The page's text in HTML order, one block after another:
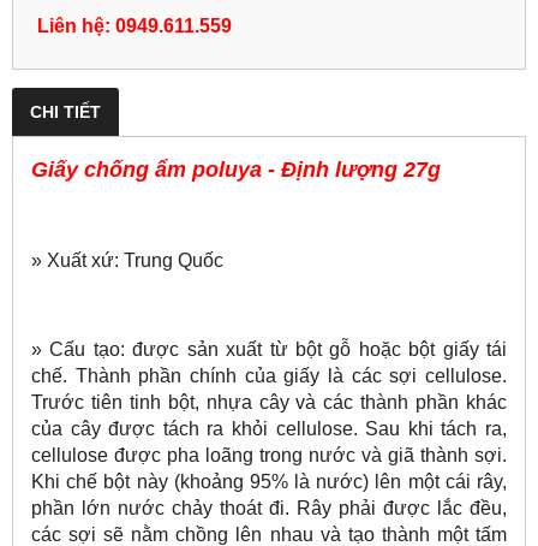
Liên hệ: 0949.611.559
CHI TIẾT
Giấy chống ẩm poluya - Định lượng 27g
» Xuất xứ: Trung Quốc
» Cấu tạo: được sản xuất từ bột gỗ hoặc bột giấy tái
chế. Thành phần chính của giấy là các sợi cellulose.
Trước tiên tinh bột, nhựa cây và các thành phần khác
của cây được tách ra khỏi cellulose. Sau khi tách ra,
cellulose được pha loãng trong nước và giã thành sợi.
Khi chế bột này (khoảng 95% là nước) lên một cái rây,
phần lớn nước chảy thoát đi. Rây phải được lắc đều,
các sợi sẽ nằm chồng lên nhau và tạo thành một tấm